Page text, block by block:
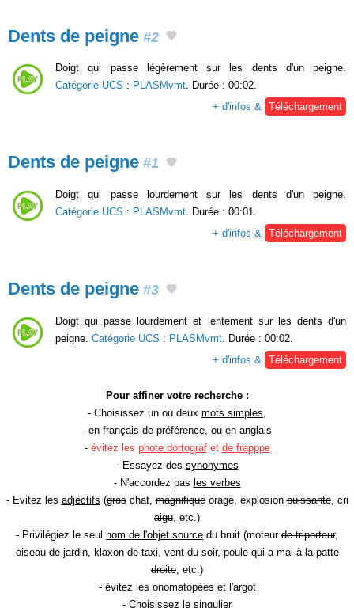
Dents de peigne #2
Doigt qui passe légèrement sur les dents d'un peigne.
Catégorie UCS : PLASMvmt. Durée : 00:02.
+ d'infos & Téléchargement
Dents de peigne #1
Doigt qui passe lourdement sur les dents d'un peigne.
Catégorie UCS : PLASMvmt . Durée : 00:01.
+ d'infos &
Téléchargement
Dents de peigne #3
Doigt qui passe lourdement et lentement sur les dents d'un
peigne. Catégorie UCS : PLASMvmt . Durée : 00:02.
+ d'infos &
Téléchargement
Pour affiner votre recherche :
- Choisissez un ou deux mots simples
- en français de préférence, ou en anglais
- évitez les phote dortografet de frapppe
- Essayez des synonymes
- N'accordez pas les verbes
- Evitez les adjectifs (groschat,magnifiqueorage, explosionpuissante, cri
aigu , etc.)
- Privilégiez le seul nom de l'objet source du bruit (moteur de triporteur,
oiseaude jardin, klaxonde taxi, ventdu soir, poulequi a mal à la patte
droite , etc.)
- évitez les onomatopées et l'argot
- Choisissez le singulier